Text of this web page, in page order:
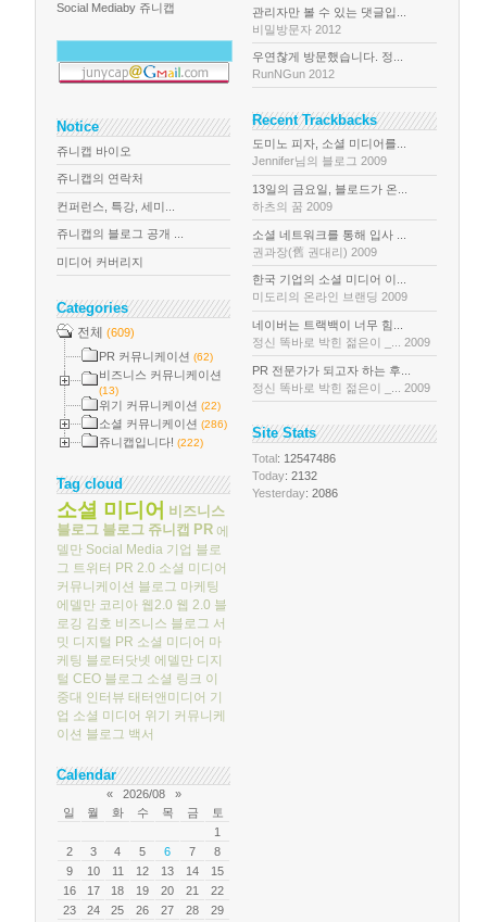
Social Mediaby 쥬니캡
Notice
쥬니캡 바이오
쥬니캡의 연락처
컨퍼런스, 특강, 세미...
쥬니캡의 블로그 공개 ...
미디어 커버리지
Categories
전체 (609)
PR 커뮤니케이션 (62)
비즈니스 커뮤니케이션
(13)
위기 커뮤니케이션 (22)
소셜 커뮤니케이션 (286)
쥬니캡입니다! (222)
Tag cloud
소셜 미디어 비즈니스
블로그 블로그 쥬니캡 PR 에
델만 Social Media 기업 블로
그 트위터 PR 2.0 소셜 미디어
커뮤니케이션 블로그 마케팅
에델만 코리아 웹2.0 웹 2.0 블
로깅 김호 비즈니스 블로그 서
밋 디지털 PR 소셜 미디어 마
케팅 블로터닷넷 에델만 디지
털 CEO 블로그 소셜 링크 이
중대 인터뷰 태터앤미디어 기
업 소셜 미디어 위기 커뮤니케
이션 블로그 백서
Calendar
« 2026/08
»
일
월 화 수 목 금
토
1
2
3 4 5 6 7
8
9
10 11 12 13 14
15
16
17 18 19 20 21
22
23
24 25 26 27 28 29
관리자만 볼 수 있는 댓글입...
비밀방문자 2012
우연찮게 방문했습니다. 정...
RunNGun 2012
Recent Trackbacks
도미노 피자, 소셜 미디어를...
Jennifer님의 블로그 2009
13일의 금요일, 블로드가 온...
하츠의 꿈 2009
소셜 네트워크를 통해 입사 ...
권과장(舊 권대리) 2009
한국 기업의 소셜 미디어 이...
미도리의 온라인 브랜딩 2009
네이버는 트랙백이 너무 힘...
정신 똑바로 박힌 젊은이 _... 2009
PR 전문가가 되고자 하는 후...
정신 똑바로 박힌 젊은이 _... 2009
Site Stats
Total: 12547486
Today: 2132
Yesterday: 2086